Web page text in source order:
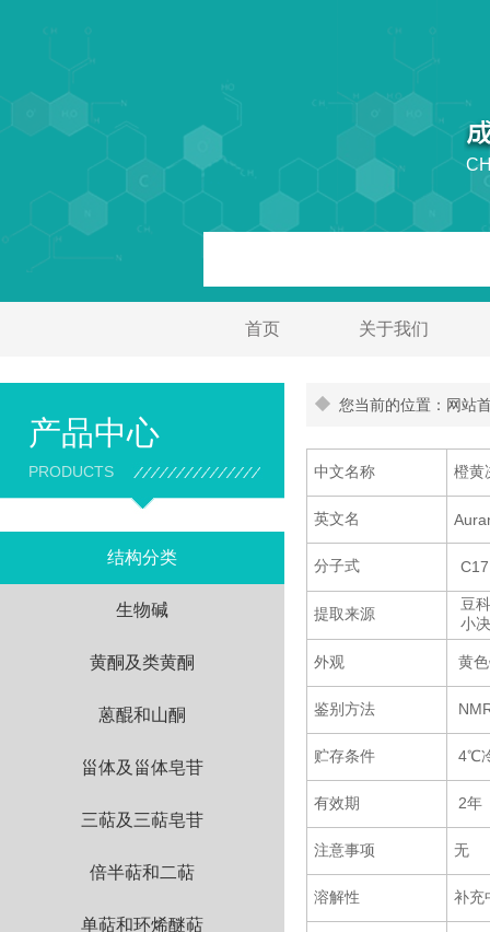
首页 关于我们
产品中心
PRODUCTS
结构分类
生物碱
黄酮及类黄酮
蒽醌和山酮
甾体及甾体皂苷
三萜及三萜皂苷
倍半萜和二萜
单萜和环烯醚萜
您当前的位置：网站
中文名称 橙黄
英文名
分子式
提取来源
豆
小
外观 黄
4℃
2年
无
鉴别方法
贮存条件
有效期
注意事项
溶解性 补充